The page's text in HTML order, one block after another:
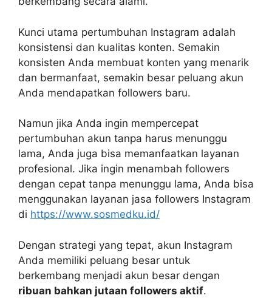
Kunci utama pertumbuhan Instagram adalah
konsistensi dan kualitas konten. Semakin
konsisten Anda membuat konten yang menarik
dan bermanfaat, semakin besar peluang akun
Anda mendapatkan followers baru.
Namun jika Anda ingin mempercepat
pertumbuhan akun tanpa harus menunggu
lama, Anda juga bisa memanfaatkan layanan
profesional. Jika ingin menambah followers
dengan cepat tanpa menunggu lama, Anda bisa
menggunakan layanan jasa followers Instagram
di https://www.sosmedku.id/
Dengan strategi yang tepat, akun Instagram
Anda memiliki peluang besar untuk
berkembang menjadi akun besar dengan
ribuan bahkan jutaan followers aktif.